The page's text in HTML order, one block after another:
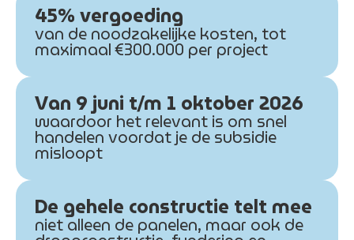
45% vergoeding
van de noodzakelijke kosten, tot
maximaal €300.000 per project
Van 9 juni t/m 1 oktober 2026
waardoor het relevant is om snel
handelen voordat je de subsidie
misloopt
De gehele constructie telt mee
niet alleen de panelen, maar ook de